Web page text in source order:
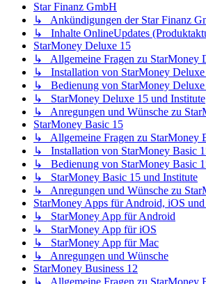
Star Finanz GmbH
↳ Ankündigungen der Star Finanz
↳ Inhalte OnlineUpdates
StarMoney Deluxe 15
↳ Allgemeine Fragen zu StarMoney
↳ Installation von StarMoney Deluxe
↳ Bedienung von StarMoney Deluxe
↳ StarMoney Deluxe 15 und Institute
↳ Anregungen und Wünsche zu
StarMoney Basic 15
↳ Allgemeine Fragen zu StarMoney
↳ Installation von StarMoney Basic
↳ Bedienung von StarMoney Basic
↳ StarMoney Basic 15 und Institute
↳ Anregungen und Wünsche zu
StarMoney Apps für Android, iOS
↳ StarMoney App für Android
↳ StarMoney App für iOS
↳ StarMoney App für Mac
↳ Anregungen und Wünsche
StarMoney Business 12